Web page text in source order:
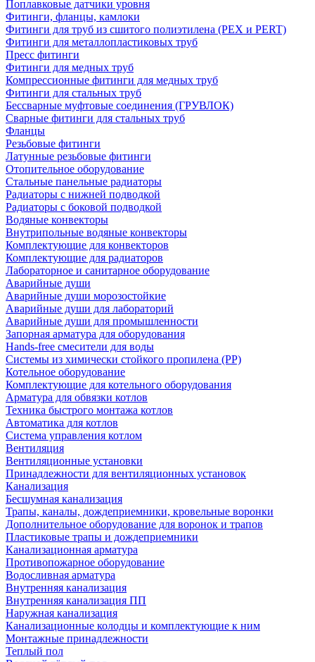
Поплавковые датчики уровня
Фитинги, фланцы, камлоки
Фитинги для труб из сшитого полиэтилена (PEX и PERT)
Фитинги для металлопластиковых труб
Пресс фитинги
Фитинги для медных труб
Компрессионные фитинги для медных труб
Фитинги для стальных труб
Бессварные муфтовые соединения (ГРУВЛОК)
Сварные фитинги для стальных труб
Фланцы
Резьбовые фитинги
Латунные резьбовые фитинги
Отопительное оборудование
Стальные панельные радиаторы
Радиаторы с нижней подводкой
Радиаторы с боковой подводкой
Водяные конвекторы
Внутрипольные водяные конвекторы
Комплектующие для конвекторов
Комплектующие для радиаторов
Лабораторное и санитарное оборудование
Аварийные души
Аварийные души морозостойкие
Аварийные души для лабораторий
Аварийные души для промышленности
Запорная арматура для оборудования
Hands-free смесители для воды
Системы из химически стойкого пропилена (PP)
Котельное оборудование
Комплектующие для котельного оборудования
Арматура для обвязки котлов
Техника быстрого монтажа котлов
Автоматика для котлов
Система управления котлом
Вентиляция
Вентиляционные установки
Принадлежности для вентиляционных установок
Канализация
Бесшумная канализация
Трапы, каналы, дождеприемники, кровельные воронки
Дополнительное оборудование для воронок и трапов
Пластиковые трапы и дождеприемники
Канализационная арматура
Противопожарное оборудование
Водосливная арматура
Внутренняя канализация
Внутренняя канализация ПП
Наружная канализация
Канализационные колодцы и комплектующие к ним
Монтажные принадлежности
Теплый пол